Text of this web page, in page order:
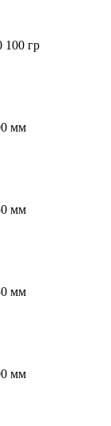
100 гр
мм
мм
мм
мм